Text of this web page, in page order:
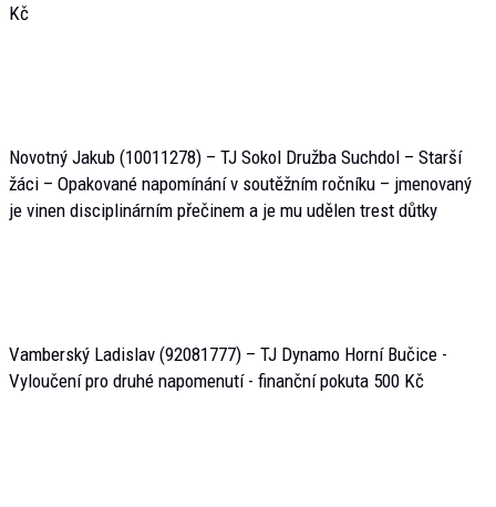
Kč
Novotný Jakub (10011278) – TJ Sokol Družba Suchdol – Starší
žáci – Opakované napomínání v soutěžním ročníku – jmenovaný
je vinen disciplinárním přečinem a je mu udělen trest důtky
Vamberský Ladislav (92081777) – TJ Dynamo Horní Bučice -
Vyloučení pro druhé napomenutí - finanční pokuta 500 Kč